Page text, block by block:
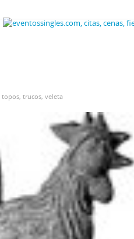
topos, trucos, veleta